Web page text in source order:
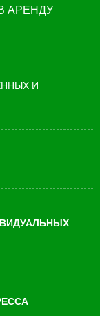
АРЕНДУ
И